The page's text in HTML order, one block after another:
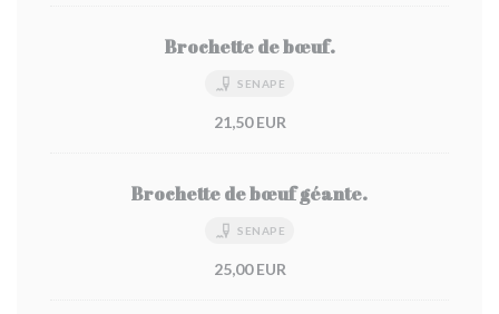
Brochette de bœuf.
SENAPE
21,50 EUR
Brochette de bœuf géante.
SENAPE
25,00 EUR